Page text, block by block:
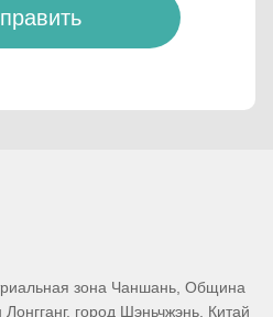
зона Чаншань, Община
город Шэньчжэнь, Китай